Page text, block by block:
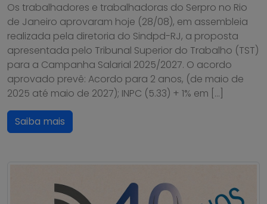
Os trabalhadores e trabalhadoras do Serpro no Rio
de Janeiro aprovaram hoje (28/08), em assembleia
realizada pela diretoria do Sindpd-RJ, a proposta
apresentada pelo Tribunal Superior do Trabalho (TST)
para a Campanha Salarial 2025/2027. O acordo
aprovado prevê: Acordo para 2 anos, (de maio de
2025 até maio de 2027); INPC (5.33) + 1% em […]
Saiba mais